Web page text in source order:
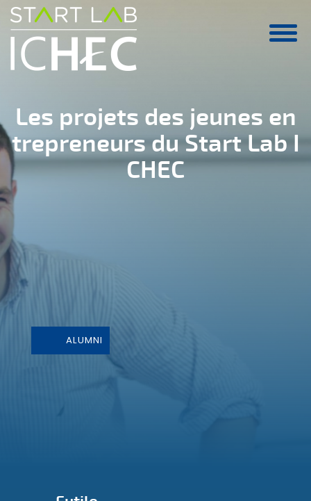
Aller au contenu principal
Les projets des jeunes en
trepreneurs du Start Lab I
CHEC
ALUMNI